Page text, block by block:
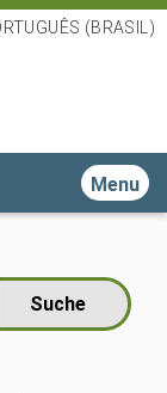
(BRASIL)
Toggle